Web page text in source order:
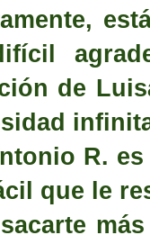
de
R. es
que le